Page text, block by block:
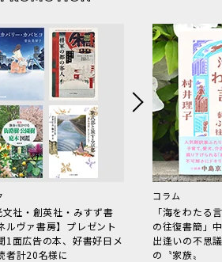
文社・創英社・みすず書
ルヴァ書房】プレゼント
1面広告の本、好書好日メ
者計20名様に
コラム
「海をわた
の往復書簡」
出逢いの不思
の〝家族〟